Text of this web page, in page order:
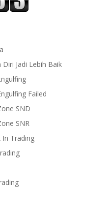
Jadi Lebih Baik
Failed
SND
SNR
In Trading